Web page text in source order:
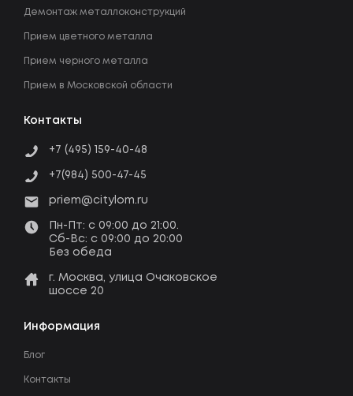
Контакты
+7 (495) 159-40-48
+7(984) 500-47-45
priem@citylom.ru
Пн-Пт: c 09:00 до 21:00.
Сб-Вс: c 09:00 до 20:00
Без обеда
г. Москва, улица Очаковское
шоссе 20
Демонтаж металлоконструкций
Прием цветного металла
Прием черного металла
Прием в Московской области
Информация
Блог
Контакты